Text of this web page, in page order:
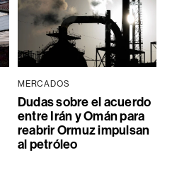
MERCADOS
Dudas sobre el acuerdo
entre Irán y Omán para
reabrir Ormuz impulsan
al petróleo